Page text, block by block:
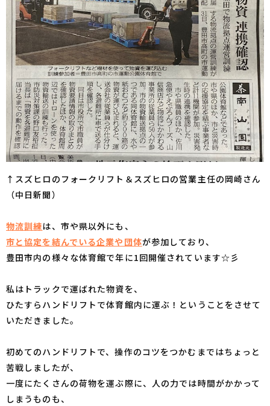
↑スズヒロのフォークリフト＆スズヒロの営業主任の岡崎さん
（中日新聞）
物流訓練は、市や県以外にも、
市と協定を結んでいる企業や団体が参加しており、
豊田市内の様々な体育館で年に1回開催されています☆彡
私はトラックで運ばれた物資を、
ひたすらハンドリフトで体育館内に運ぶ！ということをさせて
いただきました。
初めてのハンドリフトで、操作のコツをつかむまではちょっと
苦戦しましたが、
一度にたくさんの荷物を運ぶ際に、人の力では時間がかかって
しまうものも、